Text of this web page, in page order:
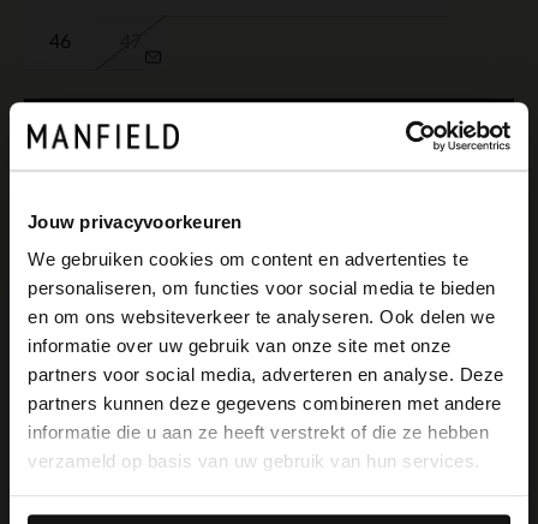
Jouw privacyvoorkeuren
We gebruiken cookies om content en advertenties te
personaliseren, om functies voor social media te bieden
en om ons websiteverkeer te analyseren. Ook delen we
informatie over uw gebruik van onze site met onze
partners voor social media, adverteren en analyse. Deze
partners kunnen deze gegevens combineren met andere
informatie die u aan ze heeft verstrekt of die ze hebben
verzameld op basis van uw gebruik van hun services.
46
Kostenlose Rückgabe in Geschäften
Farben
×
View this website in English?
It looks like your language isn't Dutch. Would
you like to switch to English?
English